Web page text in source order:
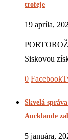
trofeje
19 apríla,
Siskovou
0 Facebook
Skvelá
Aucklande
5 januára,